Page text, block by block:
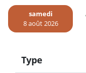
samedi
8 août 2026
Type